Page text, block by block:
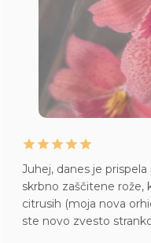
Juhej, danes je
skrbno zaščitene rože,
citrusih (moja nova
ste novo zvesto